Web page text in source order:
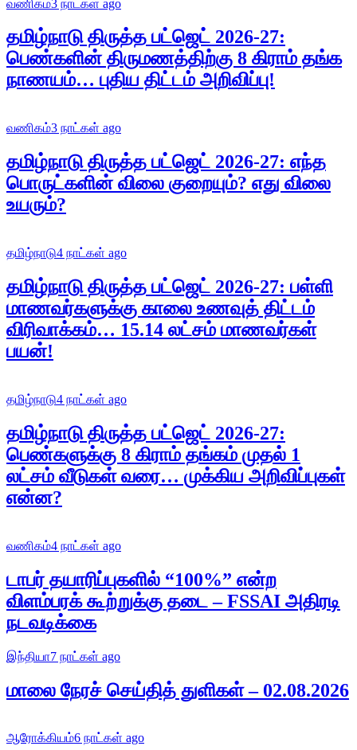
வணிகம்3 நாட்கள் ago
தமிழ்நாடு திருத்த பட்ஜெட் 2026-27:
பெண்களின் திருமணத்திற்கு 8 கிராம் தங்க
நாணயம்… புதிய திட்டம் அறிவிப்பு!
வணிகம்3 நாட்கள் ago
தமிழ்நாடு திருத்த பட்ஜெட் 2026-27: எந்த
பொருட்களின் விலை குறையும்? எது விலை
உயரும்?
தமிழ்நாடு4 நாட்கள் ago
தமிழ்நாடு திருத்த பட்ஜெட் 2026-27: பள்ளி
மாணவர்களுக்கு காலை உணவுத் திட்டம்
விரிவாக்கம்… 15.14 லட்சம் மாணவர்கள்
பயன்!
தமிழ்நாடு4 நாட்கள் ago
தமிழ்நாடு திருத்த பட்ஜெட் 2026-27:
பெண்களுக்கு 8 கிராம் தங்கம் முதல் 1
லட்சம் வீடுகள் வரை… முக்கிய அறிவிப்புகள்
என்ன?
வணிகம்4 நாட்கள் ago
டாபர் தயாரிப்புகளில் “100%” என்ற
விளம்பரக் கூற்றுக்கு தடை – FSSAI அதிரடி
நடவடிக்கை
இந்தியா7 நாட்கள் ago
மாலை நேரச் செய்தித் துளிகள் – 02.08.2026
ஆரோக்கியம்6 நாட்கள் ago